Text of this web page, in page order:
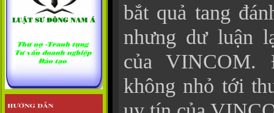
bắt quả tang
nhưng dư luận
của VINCOM.
không nhỏ tới